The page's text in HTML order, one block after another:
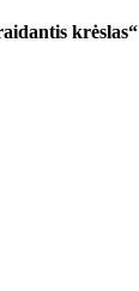
krėslas“